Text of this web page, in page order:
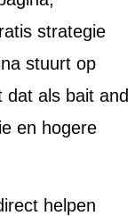
strategie
stuurt op
dat als bait and
en hogere
helpen